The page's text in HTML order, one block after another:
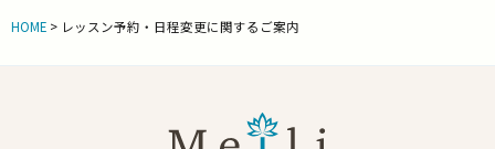
HOME > レッスン予約・日程変更に関するご案内